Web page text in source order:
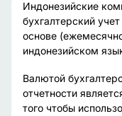
Индонезийские
бухгалтерский
основе
индонезийском
Валютой
отчетности
того чтобы